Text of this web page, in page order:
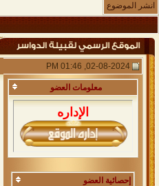
انشر الموضوع
معلومات العضو
الإداره
إحصائية العضو